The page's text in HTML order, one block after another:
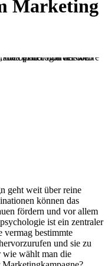
Marketing
geht weit über reine
können das
fördern und vor allem
ist ein zentraler
vermag bestimmte
und sie zu
wie wählt man die